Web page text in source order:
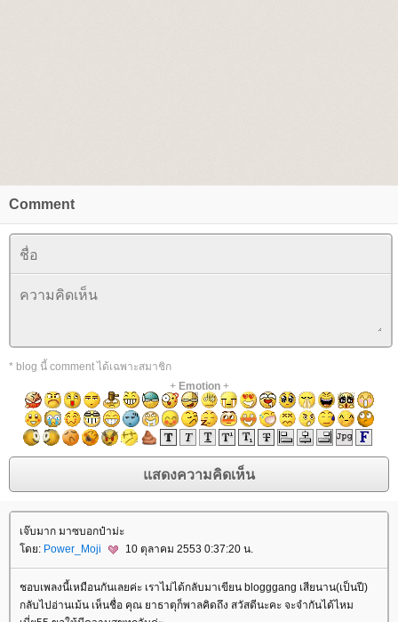
Comment
* blog นี้ comment ได้เฉพาะสมาชิก
+ Emotion+
เจ๊บมาก มาซบอกป๋าม่ะ
ดย: Power_Moji 10 ตุลาคม 2553 0:37:20 น.
ชอบเพลงนี้เหมือนกันเลยค่ะ เราไม่ได้กลับมาเขียน blogggang เสียนาน(เป็นปี)
กลับไปอ่านเม้น เห็นชื่อ คุณ ยาธาตุก็พาลคิดถึง สวัสดีนะคะ จะจำกันได้ไหม